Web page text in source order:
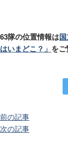
63隊の位置情報は
はいまどこ？」 をご
前の記事
次の記事